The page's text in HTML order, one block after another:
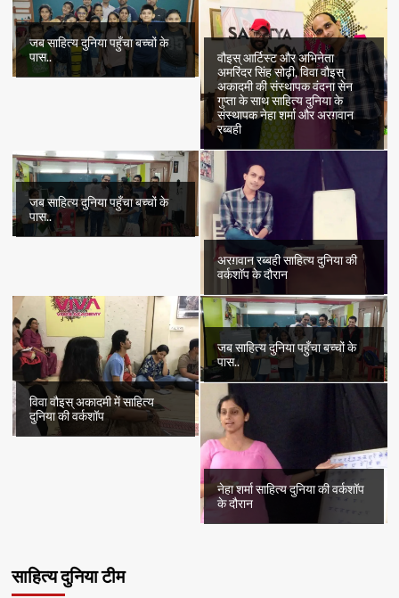
जब साहित्य दुनिया पहुँचा बच्चों के
पास..
वौइस् आर्टिस्ट और अभिनेता
अमरिंदर सिंह सोढ़ी, विवा वौइस्
अकादमी की संस्थापक वंदना सेन
गुप्ता के साथ साहित्य दुनिया के
संस्थापक नेहा शर्मा और अरग़वान
रब्बही
जब साहित्य दुनिया पहुँचा बच्चों के
पास..
अरग़वान रब्बही साहित्य दुनिया की
वर्कशॉप के दौरान
विवा वौइस् अकादमी में साहित्य
दुनिया की वर्कशॉप
जब साहित्य दुनिया पहुँचा बच्चों के
पास..
नेहा शर्मा साहित्य दुनिया की वर्कशॉप
के दौरान
साहित्य दुनिया टीम